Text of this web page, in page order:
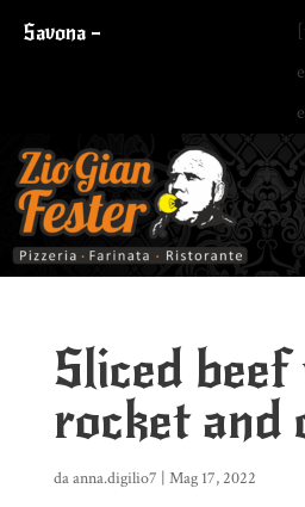
Savona –
Sliced
rocket and
daanna.digilio7 | Mag 17, 2022